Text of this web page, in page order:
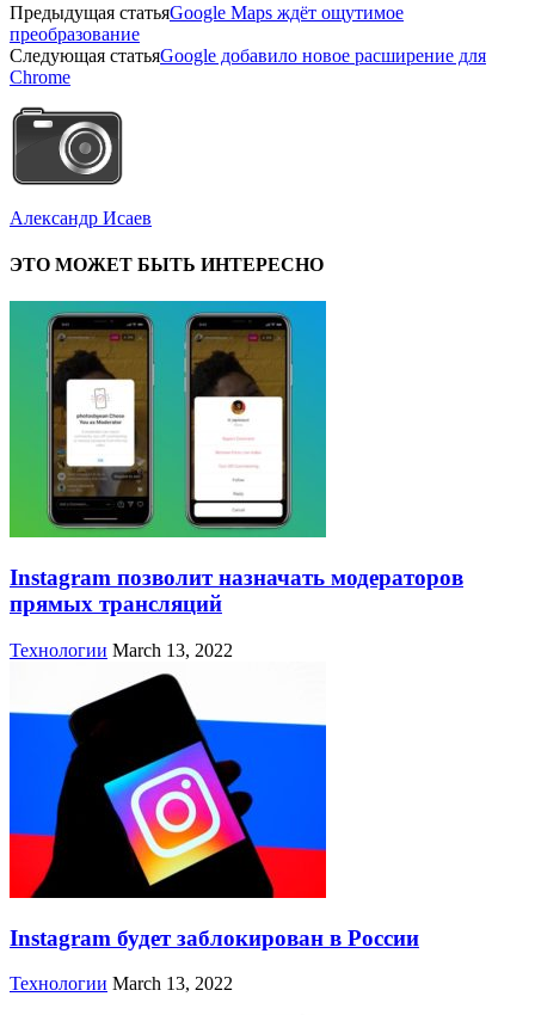
Предыдущая статьяGoogle Maps ждёт ощутимое
преобразование
Следующая статьяGoogle добавило новое расширение для
Chrome
Александр Исаев
ЭТО МОЖЕТ БЫТЬ ИНТЕРЕСНО
Instagram позволит назначать модераторов
прямых трансляций
Технологии March 13, 2022
Instagram будет заблокирован в России
Технологии March 13, 2022